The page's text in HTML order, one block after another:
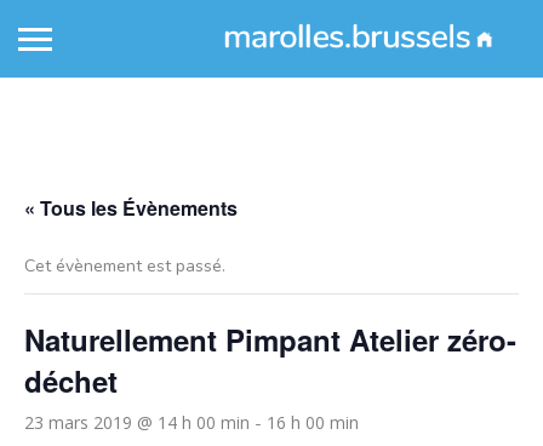
« Tous les Évènements
Cet évènement est passé.
Naturellement Pimpant Atelier zéro-
déchet
23 mars 2019 @ 14 h 00 min - 16 h 00 min